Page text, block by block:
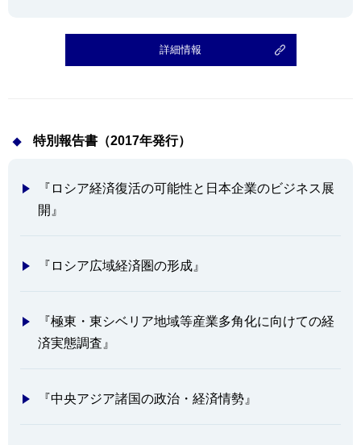
詳細情報
特別報告書（2017年発行）
『ロシア経済復活の可能性と日本企業のビジネス展
開』
『ロシア広域経済圏の形成』
『極東・東シベリア地域等産業多角化に向けての経
済実態調査』
『中央アジア諸国の政治・経済情勢』